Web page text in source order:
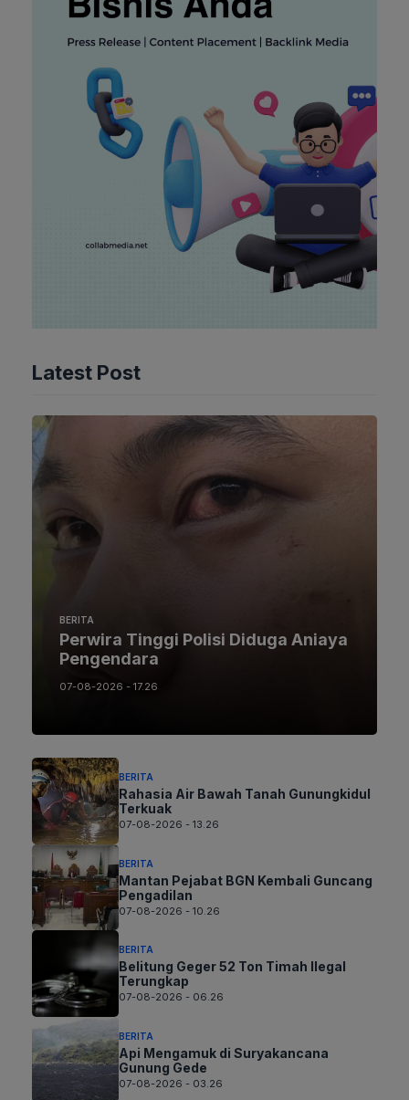
Latest Post
BERITA
Perwira Tinggi Polisi Diduga Aniaya
Pengendara
07-08-2026 - 17.26
BERITA
Rahasia Air Bawah Tanah Gunungkidul
Terkuak
07-08-2026 - 13.26
BERITA
Mantan Pejabat BGN Kembali Guncang
Pengadilan
07-08-2026 - 10.26
BERITA
Belitung Geger 52 Ton Timah Ilegal
Terungkap
07-08-2026 - 06.26
BERITA
Api Mengamuk di Suryakancana
Gunung Gede
07-08-2026 - 03.26